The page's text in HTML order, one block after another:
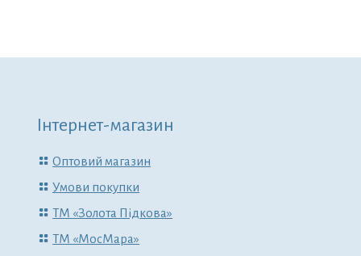
Інтернет-магазин
Оптовий магазин
Умови покупки
ТМ «Золота Підкова»
ТМ «МосМара»